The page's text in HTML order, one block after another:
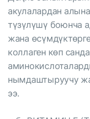
акулалардан
түзүлүшү боюнча
жана
коллаген көп
нымдаштыруучу
ээ.